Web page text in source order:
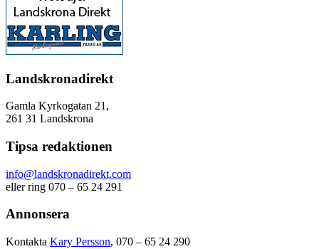
Landskronadirekt
Gamla Kyrkogatan 21,
261 31 Landskrona
Tipsa redaktionen
info@landskronadirekt.com
eller ring 070 – 65 24 291
Annonsera
Kontakta Kary Persson, 070 – 65 24 290